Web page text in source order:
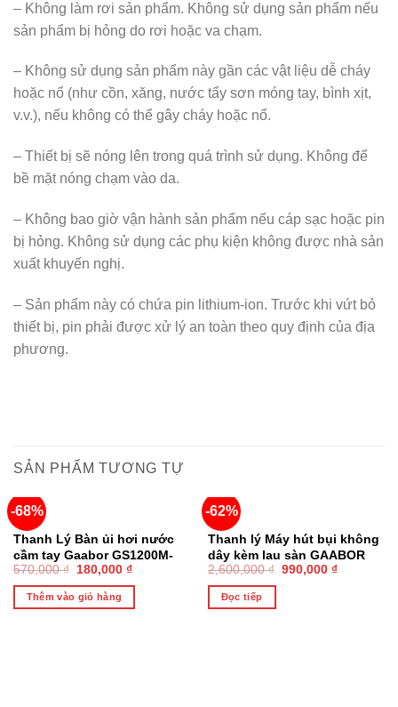
– Không làm rơi sản phẩm. Không sử dụng sản phẩm nếu
sản phẩm bị hỏng do rơi hoặc va chạm.
– Không sử dụng sản phẩm này gần các vật liệu dễ cháy
hoặc nổ (như cồn, xăng, nước tẩy sơn móng tay, bình xịt,
v.v.), nếu không có thể gây cháy hoặc nổ.
– Thiết bị sẽ nóng lên trong quá trình sử dụng. Không để
bề mặt nóng chạm vào da.
– Không bao giờ vận hành sản phẩm nếu cáp sạc hoặc pin
bị hỏng. Không sử dụng các phụ kiện không được nhà sản
xuất khuyến nghị.
– Sản phẩm này có chứa pin lithium-ion. Trước khi vứt bỏ
thiết bị, pin phải được xử lý an toàn theo quy định của địa
phương.
SẢN PHẨM TƯƠNG TỰ
-68%
Thanh Lý Bàn ủi hơi nước
cầm tay Gaabor GS1200M-
WH01A công suất 1200W
dung tích 100ml
570,000₫ 180,000 ₫
Thêm vào giỏ hàng
-62%
HẾT HÀNG
Thanh lý Máy hút bụi không
dây kèm lau sàn GAABOR
GVCL-D10Amax
2,600,000₫ 990,000 ₫
Đọc tiếp